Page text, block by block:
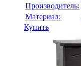
Производитель:
Материал:
Купить